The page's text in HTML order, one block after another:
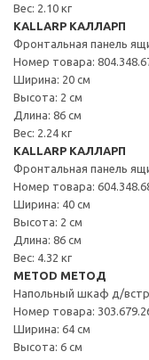
Вес: 2.10 кг
KALLARP КАЛЛАРП
Фронтальная панель
Номер товара:
Ширина: 20 см
Высота: 2 см
Длина: 86 см
Вес: 2.24 кг
KALLARP КАЛЛАРП
Фронтальная панель
Номер товара:
Ширина: 40 см
Высота: 2 см
Длина: 86 см
Вес: 4.32 кг
METOD МЕТОД
Напольный шкаф д/
Номер товара:
Ширина: 64 см
Высота: 6 см